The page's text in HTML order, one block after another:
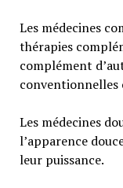
Les médecines
thérapies
complément
conventionnelles
Les médecines
l’apparence
leur puissance.